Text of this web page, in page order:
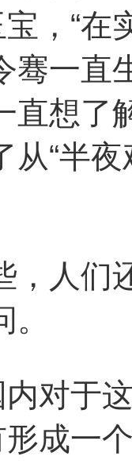
，“在
骞一
直想了
从“半
人们
于这
成一